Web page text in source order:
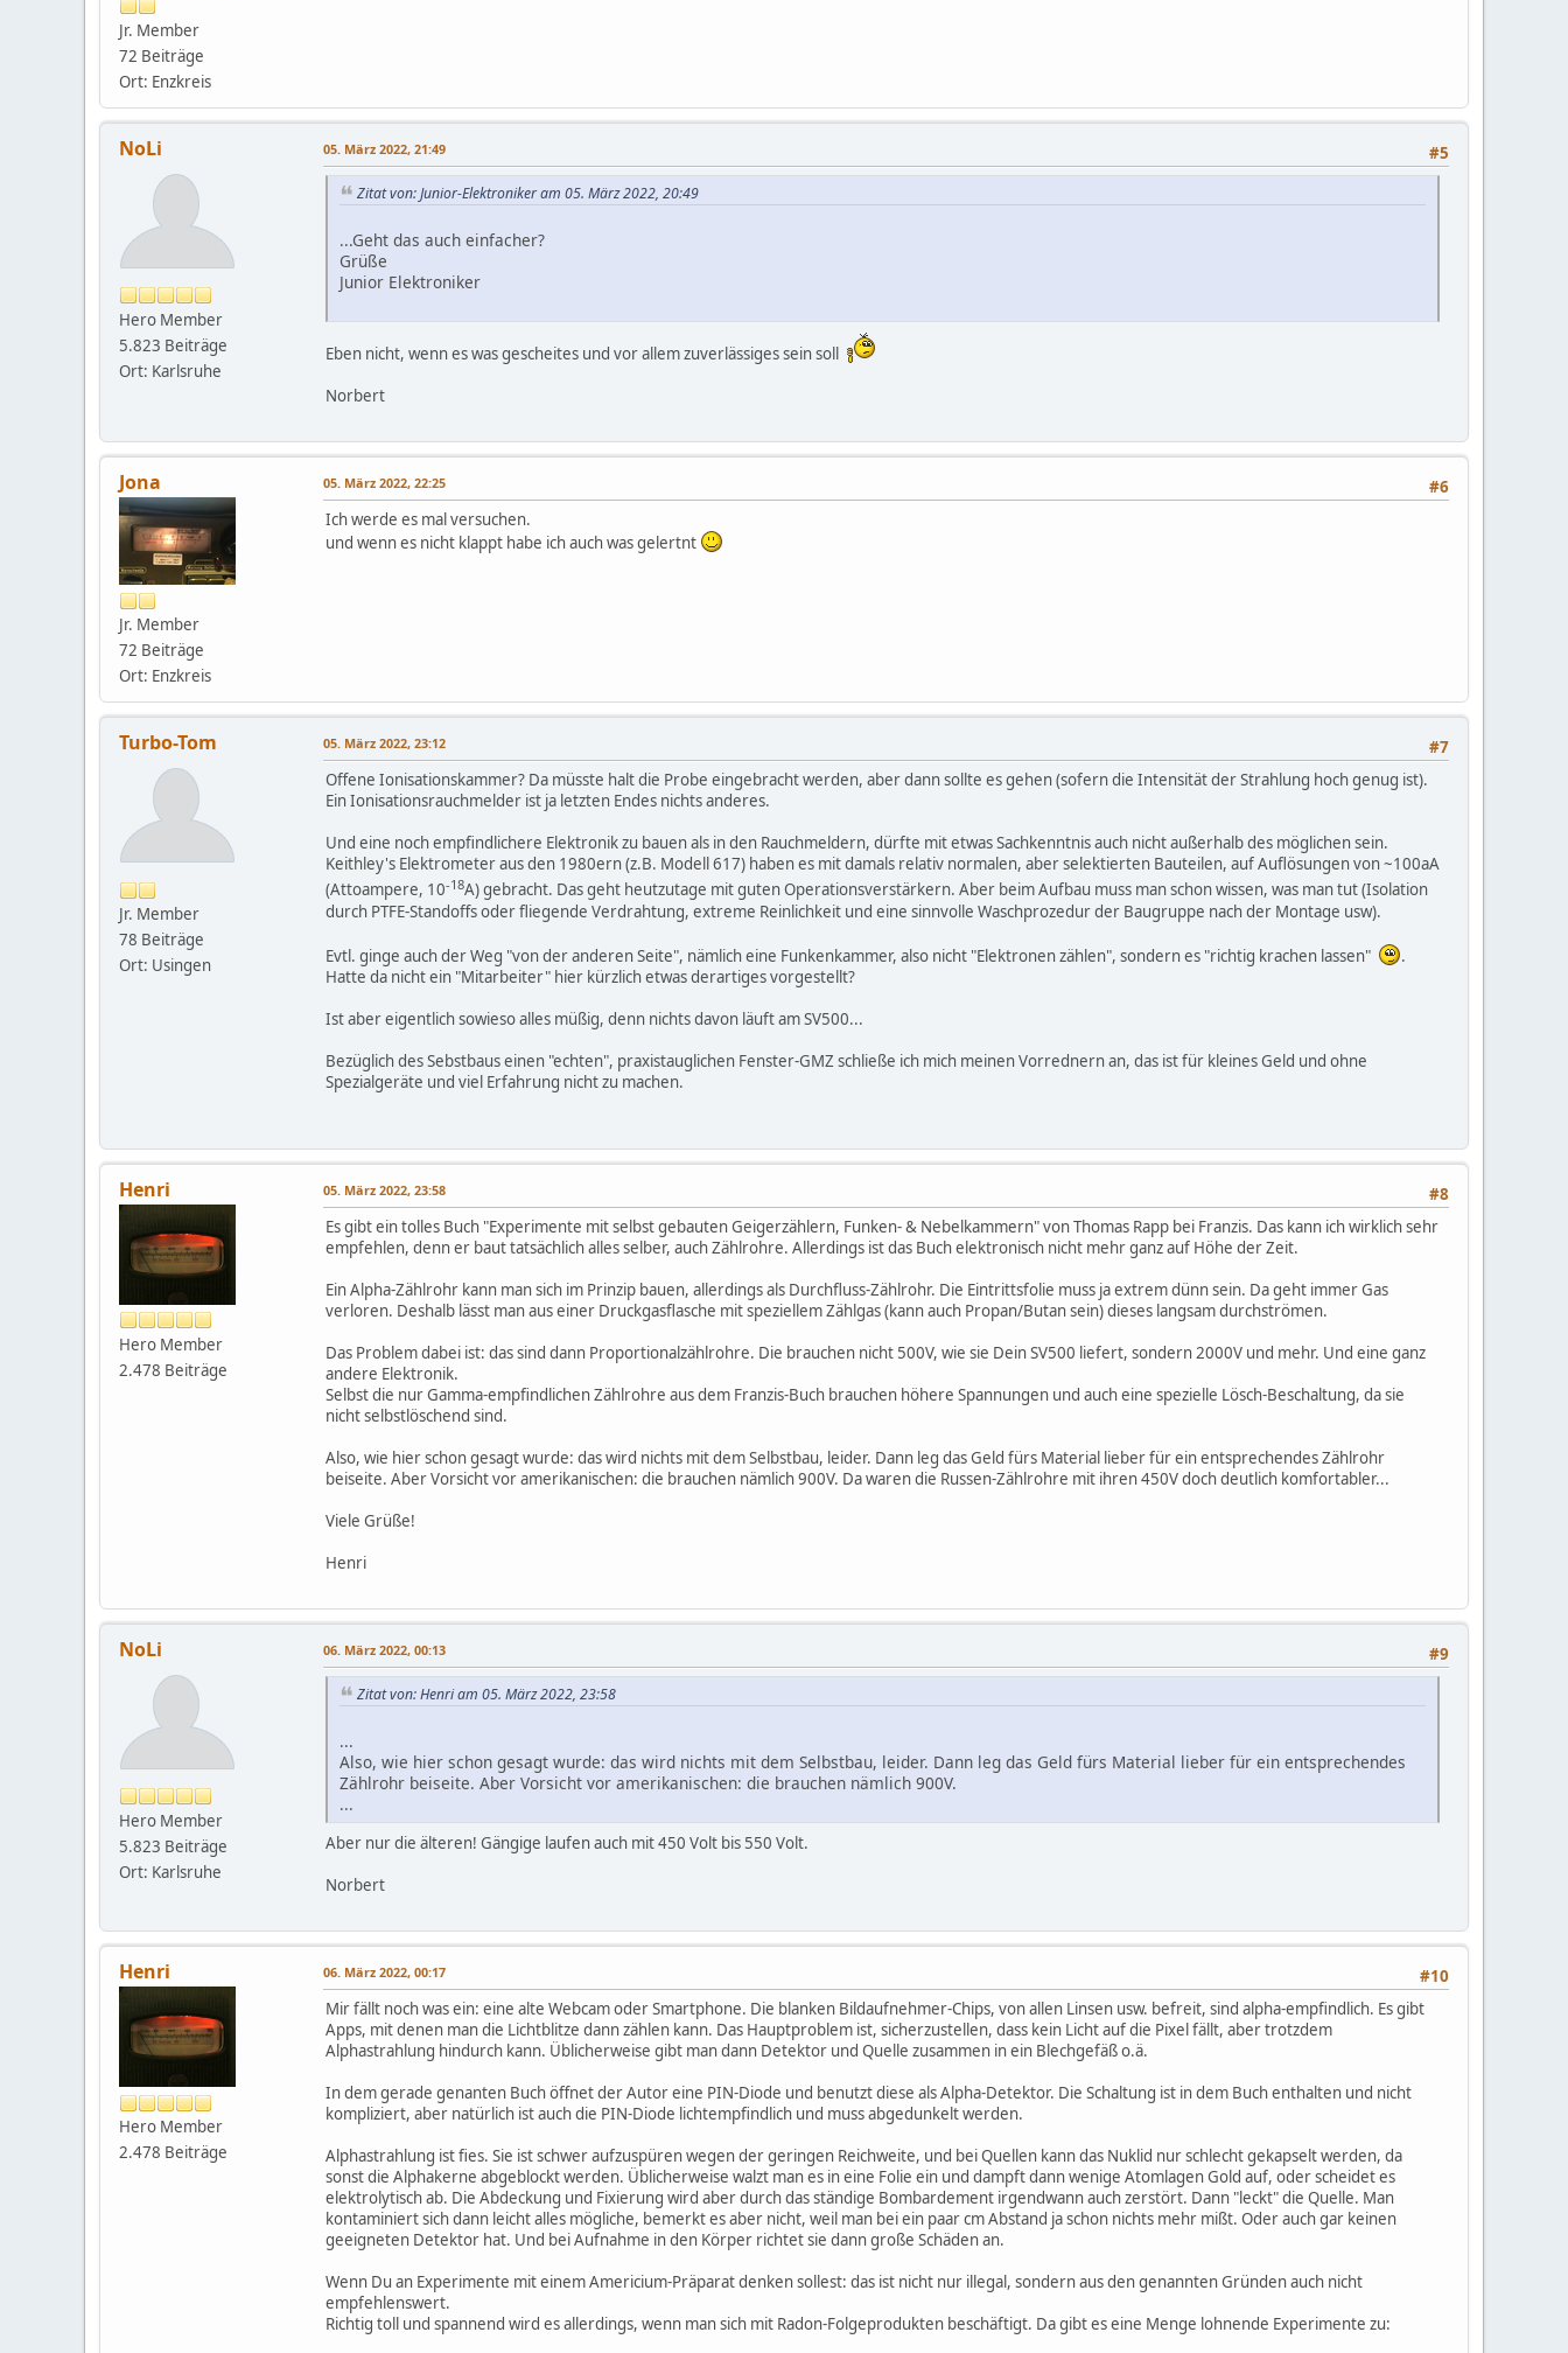
Jr. Member
72 Beiträge
Ort: Enzkreis
NoLi
Hero Member
5.823 Beiträge
Ort: Karlsruhe
#5
05. März 2022, 21:49
Zitat von: Junior-Elektroniker am 05. März 2022, 20:49
...Geht das auch einfacher?
Grüße
Junior Elektroniker
Eben nicht, wenn es was gescheites und vor allem zuverlässiges sein soll
Norbert
Jona
Jr. Member
72 Beiträge
Ort: Enzkreis
#6
05. März 2022, 22:25
Ich werde es mal versuchen.
und wenn es nicht klappt habe ich auch was gelertnt
Turbo-Tom
Jr. Member
78 Beiträge
Ort: Usingen
#7
05. März 2022, 23:12
Offene Ionisationskammer? Da müsste halt die Probe eingebracht werden, aber dann sollte es gehen (sofern die Intensität der Strahlung hoch genug ist).
Ein Ionisationsrauchmelder ist ja letzten Endes nichts anderes.
Und eine noch empfindlichere Elektronik zu bauen als in den Rauchmeldern, dürfte mit etwas Sachkenntnis auch nicht außerhalb des möglichen sein.
Keithley's Elektrometer aus den 1980ern (z.B. Modell 617) haben es mit damals relativ normalen, aber selektierten Bauteilen, auf Auflösungen von ~100aA
(Attoampere, 10-18A) gebracht. Das geht heutzutage mit guten Operationsverstärkern. Aber beim Aufbau muss man schon wissen, was man tut (Isolation
durch PTFE-Standoffs oder fliegende Verdrahtung, extreme Reinlichkeit und eine sinnvolle Waschprozedur der Baugruppe nach der Montage usw).
Evtl. ginge auch der Weg "von der anderen Seite", nämlich eine Funkenkammer, also nicht "Elektronen zählen", sondern es "richtig krachen lassen"
.
Hatte da nicht ein "Mitarbeiter" hier kürzlich etwas derartiges vorgestellt?
Ist aber eigentlich sowieso alles müßig, denn nichts davon läuft am SV500...
Bezüglich des Sebstbaus einen "echten", praxistauglichen Fenster-GMZ schließe ich mich meinen Vorrednern an, das ist für kleines Geld und ohne
Spezialgeräte und viel Erfahrung nicht zu machen.
Henri
Hero Member
2.478 Beiträge
#8
05. März 2022, 23:58
Es gibt ein tolles Buch "Experimente mit selbst gebauten Geigerzählern, Funken- & Nebelkammern" von Thomas Rapp bei Franzis. Das kann ich wirklich sehr
empfehlen, denn er baut tatsächlich alles selber, auch Zählrohre. Allerdings ist das Buch elektronisch nicht mehr ganz auf Höhe der Zeit.
Ein Alpha-Zählrohr kann man sich im Prinzip bauen, allerdings als Durchfluss-Zählrohr. Die Eintrittsfolie muss ja extrem dünn sein. Da geht immer Gas
verloren. Deshalb lässt man aus einer Druckgasflasche mit speziellem Zählgas (kann auch Propan/Butan sein) dieses langsam durchströmen.
Das Problem dabei ist: das sind dann Proportionalzählrohre. Die brauchen nicht 500V, wie sie Dein SV500 liefert, sondern 2000V und mehr. Und eine ganz
andere Elektronik.
Selbst die nur Gamma-empfindlichen Zählrohre aus dem Franzis-Buch brauchen höhere Spannungen und auch eine spezielle Lösch-Beschaltung, da sie
nicht selbstlöschend sind.
Also, wie hier schon gesagt wurde: das wird nichts mit dem Selbstbau, leider. Dann leg das Geld fürs Material lieber für ein entsprechendes Zählrohr
beiseite. Aber Vorsicht vor amerikanischen: die brauchen nämlich 900V. Da waren die Russen-Zählrohre mit ihren 450V doch deutlich komfortabler...
Viele Grüße!
Henri
NoLi
Hero Member
5.823 Beiträge
Ort: Karlsruhe
#9
06. März 2022, 00:13
Zitat von: Henri am 05. März 2022, 23:58
...
Also, wie hier schon gesagt wurde: das wird nichts mit dem Selbstbau, leider. Dann leg das Geld fürs Material lieber für ein entsprechendes
Zählrohr beiseite. Aber Vorsicht vor amerikanischen: die brauchen nämlich 900V.
...
Aber nur die älteren! Gängige laufen auch mit 450 Volt bis 550 Volt.
Norbert
Henri
Hero Member
2.478 Beiträge
#10
06. März 2022, 00:17
Mir fällt noch was ein: eine alte Webcam oder Smartphone. Die blanken Bildaufnehmer-Chips, von allen Linsen usw. befreit, sind alpha-empfindlich. Es gibt
Apps, mit denen man die Lichtblitze dann zählen kann. Das Hauptproblem ist, sicherzustellen, dass kein Licht auf die Pixel fällt, aber trotzdem
Alphastrahlung hindurch kann. Üblicherweise gibt man dann Detektor und Quelle zusammen in ein Blechgefäß o.ä.
In dem gerade genanten Buch öffnet der Autor eine PIN-Diode und benutzt diese als Alpha-Detektor. Die Schaltung ist in dem Buch enthalten und nicht
kompliziert, aber natürlich ist auch die PIN-Diode lichtempfindlich und muss abgedunkelt werden.
Alphastrahlung ist fies. Sie ist schwer aufzuspüren wegen der geringen Reichweite, und bei Quellen kann das Nuklid nur schlecht gekapselt werden, da
sonst die Alphakerne abgeblockt werden. Üblicherweise walzt man es in eine Folie ein und dampft dann wenige Atomlagen Gold auf, oder scheidet es
elektrolytisch ab. Die Abdeckung und Fixierung wird aber durch das ständige Bombardement irgendwann auch zerstört. Dann "leckt" die Quelle. Man
kontaminiert sich dann leicht alles mögliche, bemerkt es aber nicht, weil man bei ein paar cm Abstand ja schon nichts mehr mißt. Oder auch gar keinen
geeigneten Detektor hat. Und bei Aufnahme in den Körper richtet sie dann große Schäden an.
Wenn Du an Experimente mit einem Americium-Präparat denken sollest: das ist nicht nur illegal, sondern aus den genannten Gründen auch nicht
empfehlenswert.
Richtig toll und spannend wird es allerdings, wenn man sich mit Radon-Folgeprodukten beschäftigt. Da gibt es eine Menge lohnende Experimente zu: